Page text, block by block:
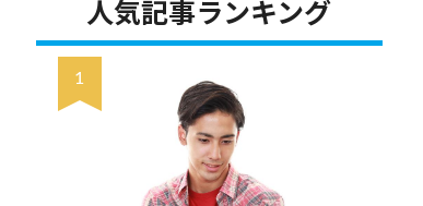
人気記事ランキング